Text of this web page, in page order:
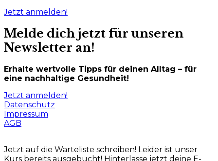
Jetzt anmelden!
Melde dich jetzt für unseren
Newsletter an!
Erhalte wertvolle Tipps für deinen Alltag – für
eine nachhaltige Gesundheit!
Jetzt anmelden!
Datenschutz
Impressum
AGB
Jetzt auf die Warteliste schreiben! Leider ist unser
Kurs bereits ausgebucht! Hinterlasse jetzt deine E-